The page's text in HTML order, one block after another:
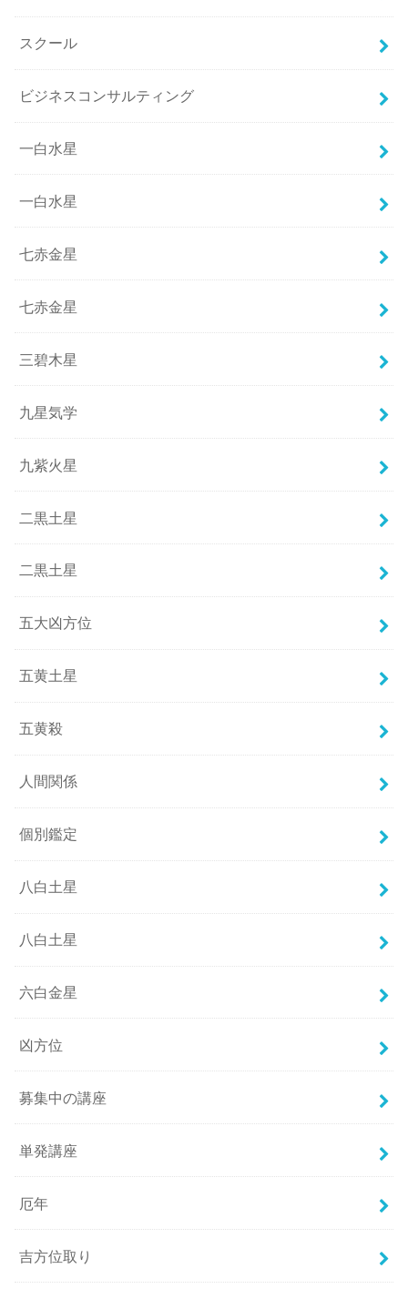
スクール
ビジネスコンサルティング
一白水星
一白水星
七赤金星
七赤金星
三碧木星
九星気学
九紫火星
二黒土星
二黒土星
五大凶方位
五黄土星
五黄殺
人間関係
個別鑑定
八白土星
八白土星
六白金星
凶方位
募集中の講座
単発講座
厄年
吉方位取り